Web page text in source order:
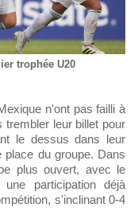
trophée U20
n'ont pas failli à
trembler leur billet pour
le dessus dans leur
du groupe. Dans
plus ouvert, avec le
participation déjà
s'inclinant 0-4